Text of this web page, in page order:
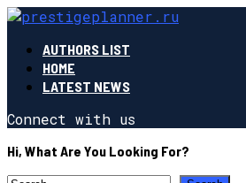
AUTHORS LIST
HOME
LATEST NEWS
Connect with us
Hi, What Are You Looking For?